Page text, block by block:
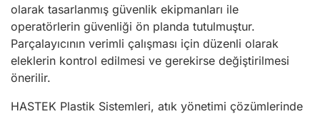
olarak tasarlanmış güvenlik ekipmanları ile
operatörlerin güvenliği ön planda tutulmuştur.
Parçalayıcının verimli çalışması için düzenli olarak
eleklerin kontrol edilmesi ve gerekirse değiştirilmesi
önerilir.
HASTEK Plastik Sistemleri, atık yönetimi çözümlerinde